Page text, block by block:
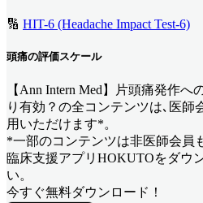
🔢 HIT-6 (Headache Impact Test-6)
頭痛の評価スケール
【Ann Intern Med】片頭痛発作へ
り有効？ の全コンテンツは､医師
用いただけます*。
*一部のコンテンツは非医師会員
臨床支援アプリHOKUTOをダウ
い。
今すぐ無料ダウンロード！